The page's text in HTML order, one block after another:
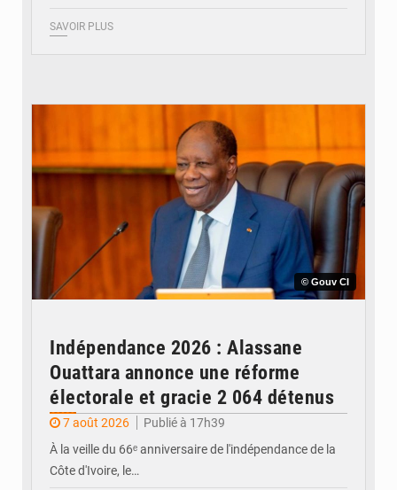
SAVOIR PLUS
© Gouv CI
Indépendance 2026 : Alassane
Ouattara annonce une réforme
électorale et gracie 2 064 détenus
7 août 2026
Publié à 17h39
À la veille du 66ᵉ anniversaire de l'indépendance de la
Côte d'Ivoire, le…